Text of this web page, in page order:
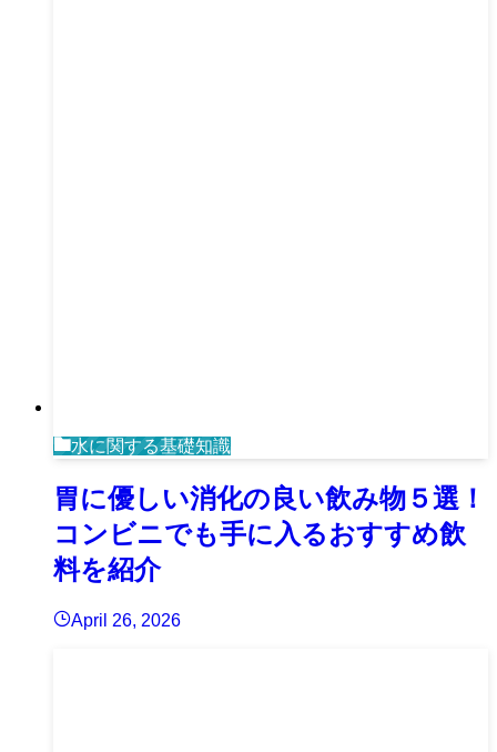
水に関する基礎知識
胃に優しい消化の良い飲み物５選！
コンビニでも手に入るおすすめ飲
料を紹介
April 26, 2026